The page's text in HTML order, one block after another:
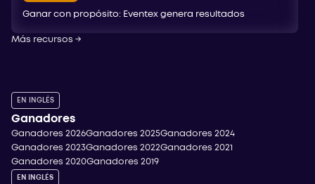
Ganar con propósito: Eventex genera resultados
Más recursos →
EN INGLÉS
Ganadores
Ganadores 2026Ganadores 2025Ganadores 2024
Ganadores 2023Ganadores 2022Ganadores 2021
Ganadores 2020Ganadores 2019
EN INGLÉS